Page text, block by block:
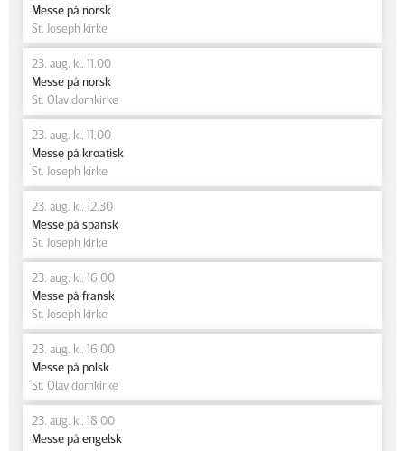
Messe på norsk
St. Joseph kirke
23. aug. kl. 11.00
Messe på norsk
St. Olav domkirke
23. aug. kl. 11.00
Messe på kroatisk
St. Joseph kirke
23. aug. kl. 12.30
Messe på spansk
St. Joseph kirke
23. aug. kl. 16.00
Messe på fransk
St. Joseph kirke
23. aug. kl. 16.00
Messe på polsk
St. Olav domkirke
23. aug. kl. 18.00
Messe på engelsk